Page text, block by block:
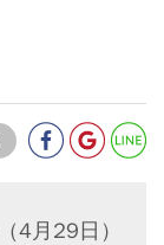
4月29日）